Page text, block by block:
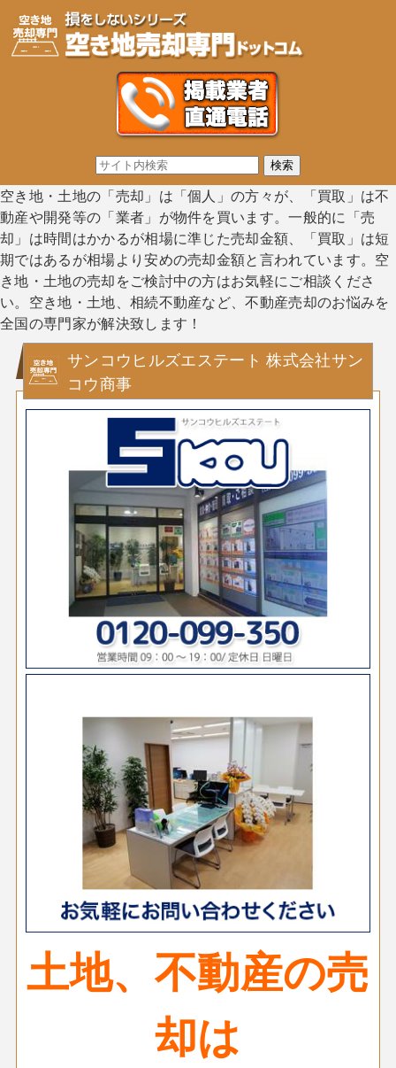
空き地・土地の「売却」は「個人」の方々が、「買取」は不
動産や開発等の「業者」が物件を買います。一般的に「売
却」は時間はかかるが相場に準じた売却金額、「買取」は短
期ではあるが相場より安めの売却金額と言われています。空
き地・土地の売却をご検討中の方はお気軽にご相談くださ
い。空き地・土地、相続不動産など、不動産売却のお悩みを
全国の専門家が解決致します！
サンコウヒルズエステート 株式会社サン
コウ商事
土地、不動産の売
却は